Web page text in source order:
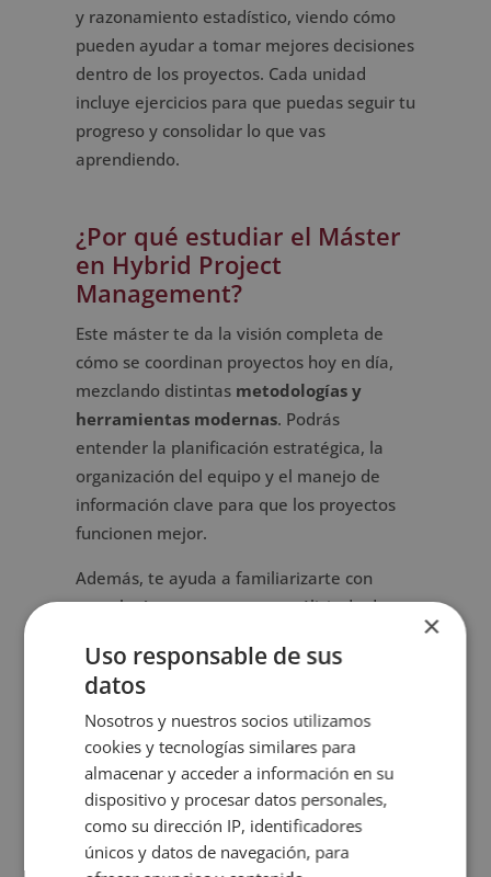
y razonamiento estadístico, viendo cómo
pueden ayudar a tomar mejores decisiones
dentro de los proyectos. Cada unidad
incluye ejercicios para que puedas seguir tu
progreso y consolidar lo que vas
aprendiendo.
¿Por qué estudiar el Máster
en Hybrid Project
Management?
Este máster te da la visión completa de
cómo se coordinan proyectos hoy en día,
mezclando distintas metodologías y
herramientas modernas. Podrás
entender la planificación estratégica, la
organización del equipo y el manejo de
información clave para que los proyectos
funcionen mejor.
Además, te ayuda a familiarizarte con
tecnologías emergentes y análisis de datos
proyectos, para que tengas un panorama
actualizado de lo que se espera en
entornos profesionales.
¿A quién está dirigido?
El Máster en Hybrid Project Management
está pensado para empresarios, directivos,
×
Uso responsable de sus
datos
Nosotros y nuestros socios utilizamos
cookies y tecnologías similares para
almacenar y acceder a información en su
dispositivo y procesar datos personales,
como su dirección IP, identificadores
únicos y datos de navegación, para